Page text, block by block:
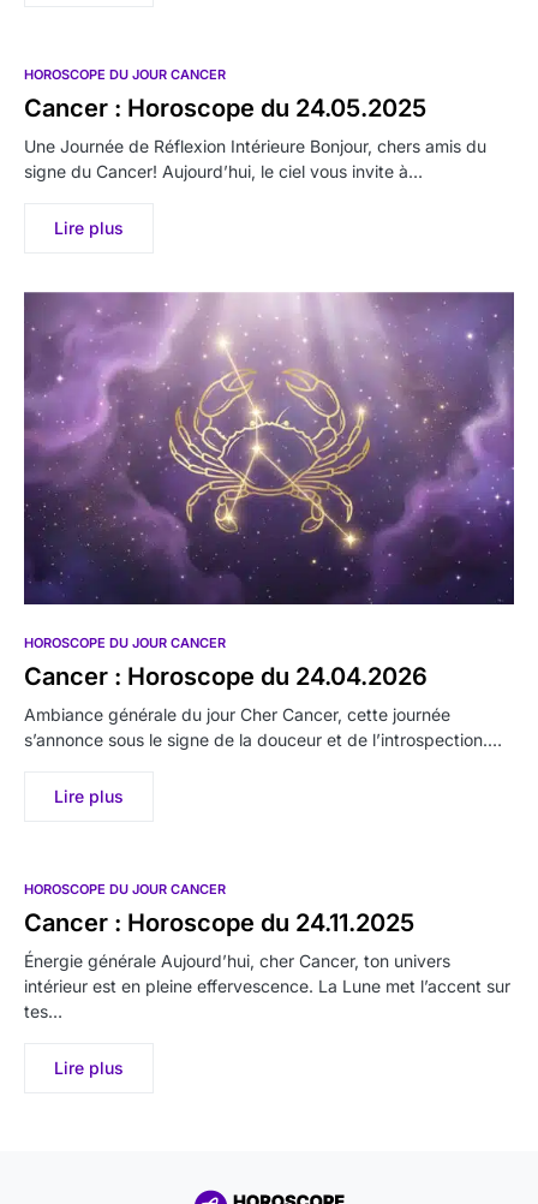
HOROSCOPE DU JOUR CANCER
Cancer : Horoscope du 24.05.2025
Une Journée de Réflexion Intérieure Bonjour, chers amis du
signe du Cancer! Aujourd’hui, le ciel vous invite à…
Lire plus
HOROSCOPE DU JOUR CANCER
Cancer : Horoscope du 24.04.2026
Ambiance générale du jour Cher Cancer, cette journée
s’annonce sous le signe de la douceur et de l’introspection.…
Lire plus
HOROSCOPE DU JOUR CANCER
Cancer : Horoscope du 24.11.2025
Énergie générale Aujourd’hui, cher Cancer, ton univers
intérieur est en pleine effervescence. La Lune met l’accent sur
tes…
Lire plus